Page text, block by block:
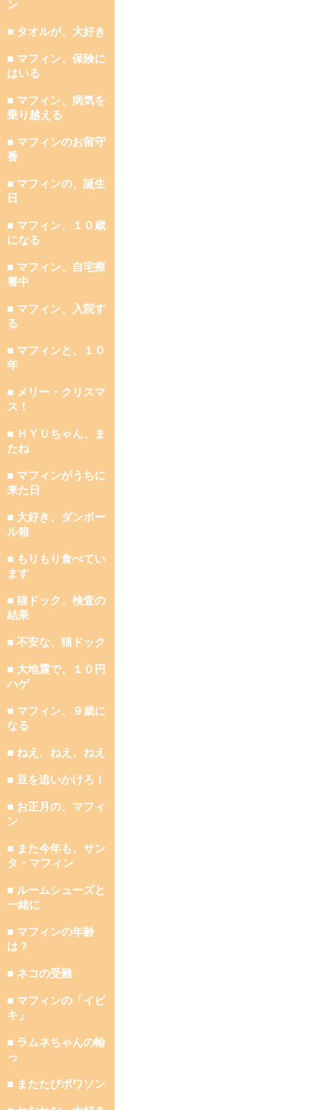
ン
■ タオルが、大好き
■ マフィン、保険に
はいる
■ マフィン、病気を
乗り越える
■ マフィンのお留守
番
■ マフィンの、誕生
日
■ マフィン、１０歳
になる
■ マフィン、自宅療
養中
■ マフィン、入院す
る
■ マフィンと、１０
年
■ メリー・クリスマ
ス！
■ ＨＹＵちゃん、ま
たね
■ マフィンがうちに
来た日
■ 大好き、ダンボー
ル箱
■ もりもり食べてい
ます
■ 猫ドック、検査の
結果
■ 不安な、猫ドック
■ 大地震で、１０円
ハゲ
■ マフィン、９歳に
なる
■ ねえ、ねえ、ねえ
■ 豆を追いかけろ！
■ お正月の、マフィ
ン
■ また今年も、サン
タ・マフィン
■ ルームシューズと
一緒に
■ マフィンの年齢
は？
■ ネコの受難
■ マフィンの「イビ
キ」
■ ラムネちゃんの輪
っ
■ またたびポワソン